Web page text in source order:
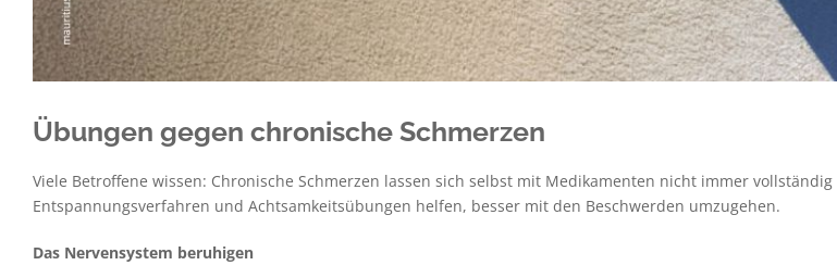
Übungen gegen chronische Schmerzen
Viele Betroffene wissen: Chronische Schmerzen lassen sich selbst mit Medikamenten nicht immer
Entspannungsverfahren und Achtsamkeitsübungen helfen, besser mit den Beschwerden umzugehen.
Das Nervensystem beruhigen